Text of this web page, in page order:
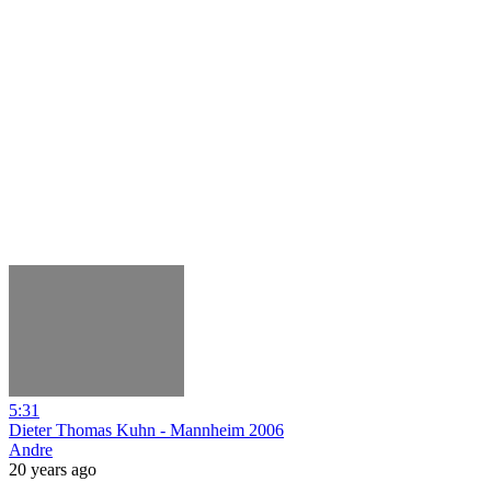
5:31
Dieter Thomas Kuhn - Mannheim 2006
Andre
20 years ago